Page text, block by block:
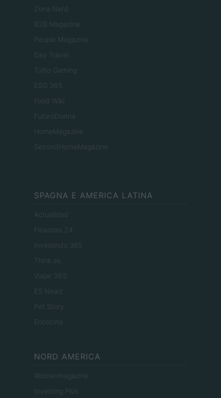
Zona Nerd
B2B Magazine
People Magazine
Day Travel
Tutto Gaming
ESG 365
Food Wiki
FuturoDonna
HomeMagazine
SecondHomeMagazine
SPAGNA E AMERICA LATINA
Actualidad
Finanzas 24
Investindo 365
Think.es
Viajar 365
ES Newz
Pet Story
Encocina
NORD AMERICA
Womanmagazine
Investing Plus